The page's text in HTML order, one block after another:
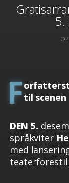
5.
Ftil scenen
DEN 5.
språkviter
med